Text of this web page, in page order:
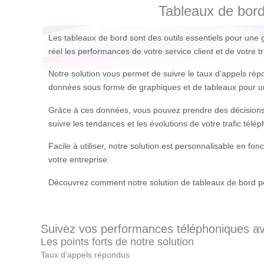
Tableaux de
Les tableaux de bord sont des outils essentiels pour
réel les performances de votre service client et de votre
Notre solution vous permet de suivre le taux d’appels
données sous forme de graphiques et de tableaux pour
Grâce à ces données, vous pouvez prendre des
suivre les tendances et les évolutions de votre trafic
Facile à utiliser, notre solution est personnalisable en
votre entreprise.
Découvrez comment notre solution de tableaux de bord
Suivez vos performances téléphoniques
Les points forts de notre solution
Taux d’appels répondus